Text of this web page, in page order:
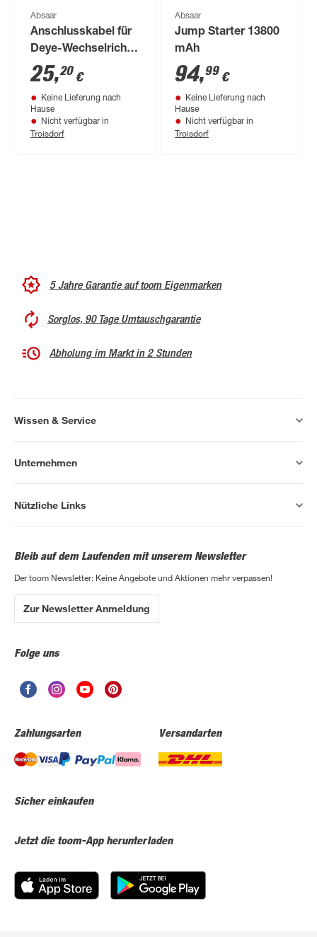
Absaar
Anschlusskabel für
Deye-Wechselrichter
2 m
25,20 €
Keine Lieferung nach
Hause
Nicht verfügbar in
Troisdorf
Absaar
Jump Starter 13800
mAh
94,99 €
Keine Lieferung nach
Hause
Nicht verfügbar in
Troisdorf
5 Jahre Garantie auf toom Eigenmarken
Sorglos, 90 Tage Umtauschgarantie
Abholung im Markt in 2 Stunden
Wissen & Service
Unternehmen
Nützliche Links
Bleib auf dem Laufenden mit unserem Newsletter
Der toom Newsletter: Keine Angebote und Aktionen mehr verpassen!
Zur Newsletter Anmeldung
Folge uns
Zahlungsarten Versandarten
Sicher einkaufen
Jetzt die toom-App herunterladen